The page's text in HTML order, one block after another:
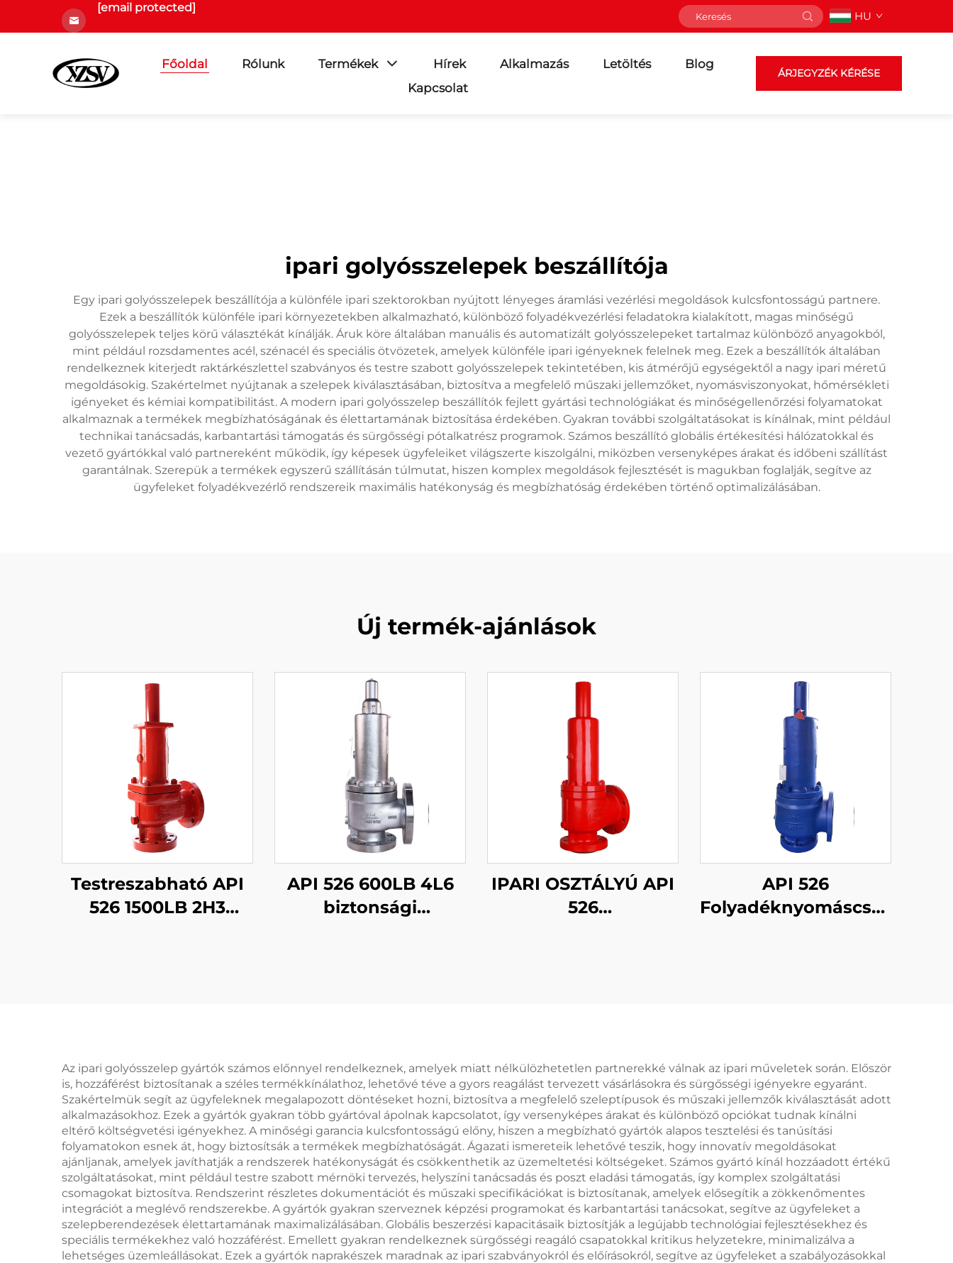
[email protected]
HU
Főoldal Rólunk Termékek Hírek Alkalmazás Letöltés
Blog
Kapcsolat
ÁRJEGYZÉK KÉRÉSE
ipari golyósszelepek beszállítója
Egy ipari golyósszelepek beszállítója a különféle ipari szektorokban nyújtott lényeges áramlási vezérlési megoldások kulcsfontosságú partnere.
Ezek a beszállítók különféle ipari környezetekben alkalmazható, különböző folyadékvezérlési feladatokra kialakított, magas minőségű
golyósszelepek teljes körű választékát kínálják. Áruk köre általában manuális és automatizált golyósszelepeket tartalmaz különböző anyagokból,
mint például rozsdamentes acél, szénacél és speciális ötvözetek, amelyek különféle ipari igényeknek felelnek meg. Ezek a beszállítók általában
rendelkeznek kiterjedt raktárkészlettel szabványos és testre szabott golyósszelepek tekintetében, kis átmérőjű egységektől a nagy ipari méretű
megoldásokig. Szakértelmet nyújtanak a szelepek kiválasztásában, biztosítva a megfelelő műszaki jellemzőket, nyomásviszonyokat, hőmérsékleti
igényeket és kémiai kompatibilitást. A modern ipari golyósszelep beszállítók fejlett gyártási technológiákat és minőségellenőrzési folyamatokat
alkalmaznak a termékek megbízhatóságának és élettartamának biztosítása érdekében. Gyakran további szolgáltatásokat is kínálnak, mint például
technikai tanácsadás, karbantartási támogatás és sürgősségi pótalkatrész programok. Számos beszállító globális értékesítési hálózatokkal és
vezető gyártókkal való partnereként működik, így képesek ügyfeleiket világszerte kiszolgálni, miközben versenyképes árakat és időbeni szállítást
garantálnak. Szerepük a termékek egyszerű szállításán túlmutat, hiszen komplex megoldások fejlesztését is magukban foglalják, segítve az
ügyfeleket folyadékvezérlő rendszereik maximális hatékonyság és megbízhatóság érdekében történő optimalizálásában.
Új termék-ajánlások
Testreszabható API
526 1500LB 2H3
API 526 600LB 4L6
biztonsági
gázipari, petrokémiai
és erőművekhez
IPARI OSZTÁLYÚ API
526
API 526
Folyadéknyomáscsökkentő
Az ipari golyósszelep gyártók számos előnnyel rendelkeznek, amelyek miatt nélkülözhetetlen partnerekké válnak az ipari műveletek során. Először
is, hozzáférést biztosítanak a széles termékkínálathoz, lehetővé téve a gyors reagálást tervezett vásárlásokra és sürgősségi igényekre egyaránt.
Szakértelmük segít az ügyfeleknek megalapozott döntéseket hozni, biztosítva a megfelelő szeleptípusok és műszaki jellemzők kiválasztását adott
alkalmazásokhoz. Ezek a gyártók gyakran több gyártóval ápolnak kapcsolatot, így versenyképes árakat és különböző opciókat tudnak kínálni
eltérő költségvetési igényekhez. A minőségi garancia kulcsfontosságú előny, hiszen a megbízható gyártók alapos tesztelési és tanúsítási
folyamatokon esnek át, hogy biztosítsák a termékek megbízhatóságát. Ágazati ismereteik lehetővé teszik, hogy innovatív megoldásokat
ajánljanak, amelyek javíthatják a rendszerek hatékonyságát és csökkenthetik az üzemeltetési költségeket. Számos gyártó kínál hozzáadott értékű
szolgáltatásokat, mint például testre szabott mérnöki tervezés, helyszíni tanácsadás és poszt eladási támogatás, így komplex szolgáltatási
csomagokat biztosítva. Rendszerint részletes dokumentációt és műszaki specifikációkat is biztosítanak, amelyek elősegítik a zökkenőmentes
integrációt a meglévő rendszerekbe. A gyártók gyakran szerveznek képzési programokat és karbantartási tanácsokat, segítve az ügyfeleket a
szelepberendezések élettartamának maximalizálásában. Globális beszerzési kapacitásaik biztosítják a legújabb technológiai fejlesztésekhez és
speciális termékekhez való hozzáférést. Emellett gyakran rendelkeznek sürgősségi reagáló csapatokkal kritikus helyzetekre, minimalizálva a
lehetséges üzemleállásokat. Ezek a gyártók naprakészek maradnak az ipari szabványokról és előírásokról, segítve az ügyfeleket a szabályozásokkal